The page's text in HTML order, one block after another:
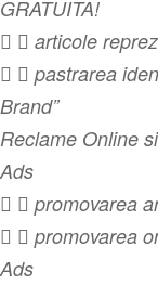
GRATUITA!
  articole
  pastrarea
Brand”
Reclame Online
Ads
  promovarea
  promovarea
Ads